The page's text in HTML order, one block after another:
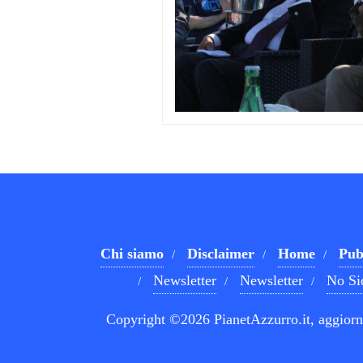
Chi siamo Disclaimer Home
Newsletter
Newsletter No
Copyright ©2026 PianetAzzurro.it,